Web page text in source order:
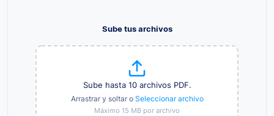
Sube tus archivos
Sube hasta 10 archivos PDF.
Arrastrar y soltar o Seleccionar archivo
Máximo 15 MB por archivo